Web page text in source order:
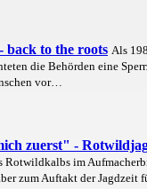
back to the roots Als
die Behörden eine
vor…
zuerst" -
Rotwildkalbs im
zum Auftakt der Jagdzeit